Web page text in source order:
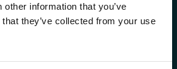
information that you’ve
they’ve collected from your use